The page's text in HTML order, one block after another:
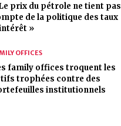
prix du pétrole ne tient pas
de la politique des taux
»
OFFICES
family offices troquent les
trophées contre des
institutionnels